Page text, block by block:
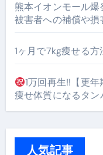
熊本イオンモール
被害者への補償や
1ヶ月で7kg痩せる
1万回再生!!【更
痩せ体質になるタン
人気記事